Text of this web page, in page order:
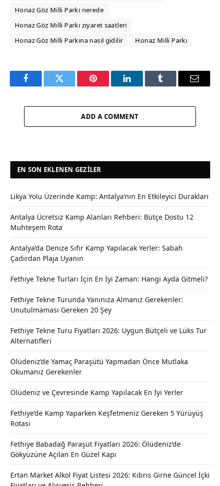
Honaz Göz Milli Parkı nerede
Honaz Göz Milli Parkı ziyaret saatleri
Honaz Göz Milli Parkına nasıl gidilir
Honaz Milli Parkı
FacebookTwitter Pinterest LinkedInTumblr Email
ADD A COMMENT
EN SON EKLENEN GEZILER
Likya Yolu Üzerinde Kamp: Antalya’nın En Etkileyici Durakları
Antalya Ücretsiz Kamp Alanları Rehberi: Bütçe Dostu 12
Muhteşem Rota
Antalya’da Denize Sıfır Kamp Yapılacak Yerler: Sabah
Çadırdan Plaja Uyanın
Fethiye Tekne Turları İçin En İyi Zaman: Hangi Ayda Gitmeli?
Fethiye Tekne Turunda Yanınıza Almanız Gerekenler:
Unutulmaması Gereken 20 Şey
Fethiye Tekne Turu Fiyatları 2026: Uygun Bütçeli ve Lüks Tur
Alternatifleri
Ölüdeniz’de Yamaç Paraşütü Yapmadan Önce Mutlaka
Okumanız Gerekenler
Ölüdeniz ve Çevresinde Kamp Yapılacak En İyi Yerler
Fethiye’de Kamp Yaparken Keşfetmeniz Gereken 5 Yürüyüş
Rotası
Fethiye Babadağ Paraşüt Fiyatları 2026: Ölüdeniz’de
Gökyüzüne Açılan En Güzel Kapı
Ertan Market Alkol Fiyat Listesi 2026: Kıbrıs Girne Güncel İçki